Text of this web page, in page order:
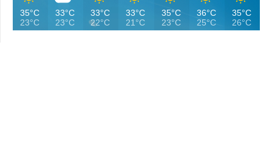
35°C
23°C
33°C
23°C
33°C
22°C
33°C
21°C
35°C
23°C
36°C
25°C
35°C
26°C